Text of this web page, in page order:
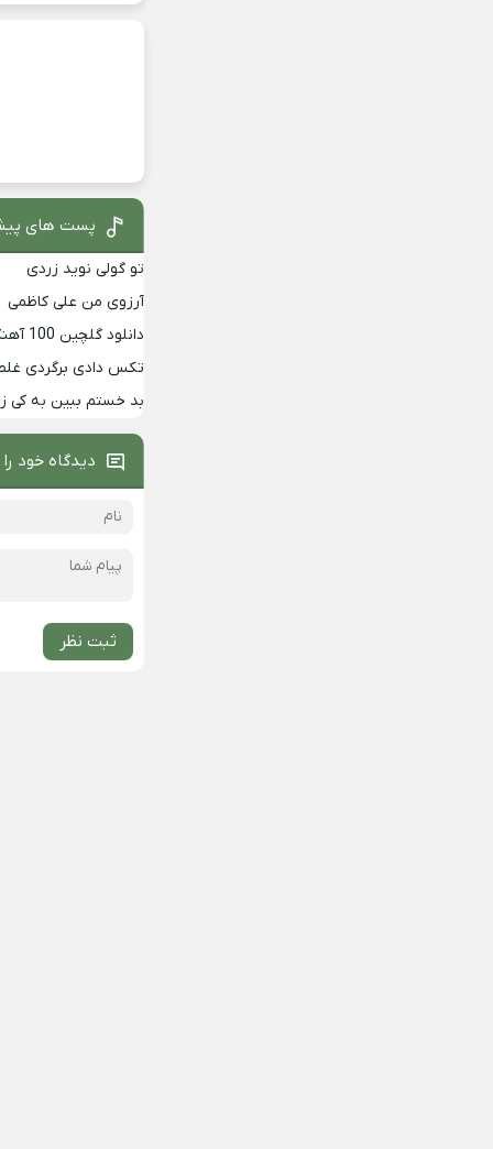
پست های
تو گولی نوید زردی
آرزوی من علی کاظمی
دانلود گلچین 100 آهنگ برتر دهه 90
تکس دادی برگردی
بد خستم ببین به کی
دیدگاه خود
ثبت نظر